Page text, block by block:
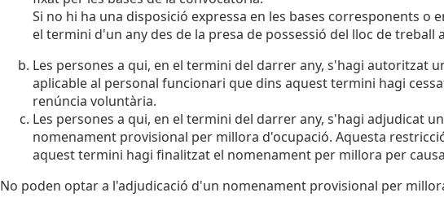
Si no hi ha una disposició expressa en les bases corresponents
el termini d'un any des de la presa de possessió del lloc de treball
Les persones a qui, en el termini del darrer any, s'hagi autoritzat
aplicable al personal funcionari que dins aquest termini hagi
renúncia voluntària.
Les persones a qui, en el termini del darrer any, s'hagi adjudicat
nomenament provisional per millora d'ocupació. Aquesta
aquest termini hagi finalitzat el nomenament per millora per
No poden optar a l'adjudicació d'un nomenament provisional per